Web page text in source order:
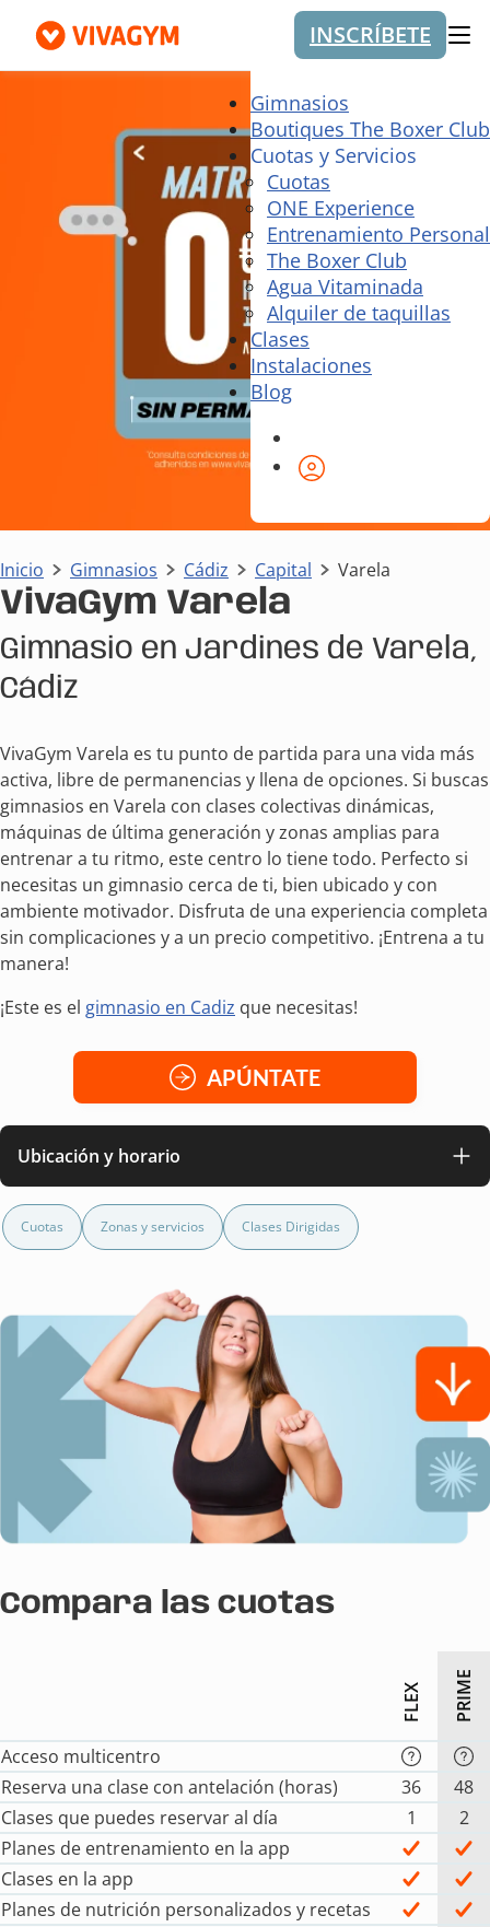
INSCRÍBETE
Gimnasios
Boutiques The Boxer Club
Cuotas y Servicios
Cuotas
ONE Experience
Entrenamiento Personal
The Boxer Club
Agua Vitaminada
Alquiler de taquillas
Clases
Instalaciones
Blog
Inicio Gimnasios Cádiz Capital Varela
VivaGym Varela
Gimnasio en Jardines de Varela,
Cádiz
VivaGym Varela es tu punto de partida para una vida más
activa, libre de permanencias y llena de opciones. Si buscas
gimnasios en Varela con clases colectivas dinámicas,
máquinas de última generación y zonas amplias para
entrenar a tu ritmo, este centro lo tiene todo. Perfecto si
necesitas un gimnasio cerca de ti, bien ubicado y con
ambiente motivador. Disfruta de una experiencia completa
sin complicaciones y a un precio competitivo. ¡Entrena a tu
manera!
¡Este es el gimnasio en Cadiz que necesitas!
APÚNTATE
Ubicación y horario
Cuotas Zonas y servicios Clases Dirigidas
Compara las cuotas
FLEX PRIME
Acceso multicentro
Reserva una clase con antelación (horas)
36
48
Clases que puedes reservar al día
1
2
Planes de entrenamiento en la app
Clases en la app
Planes de nutrición personalizados y recetas